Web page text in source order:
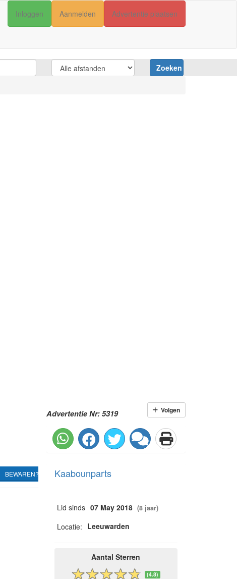
Inloggen Aanmelden Advertentie plaatsen
Zoeken
BEWAREN?
Advertentie Nr: 5319 Volgen
Kaabounparts
Lid sinds 07 May 2018 (8 jaar)
Locatie: Leeuwarden
Aantal Sterren
(4.8)